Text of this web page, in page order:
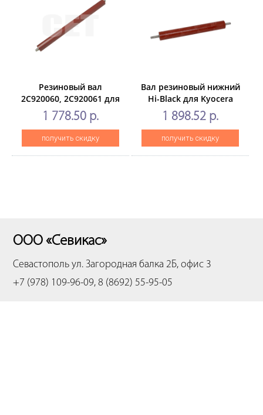
Резиновый вал
2C920060, 2C920061 для
KYOCERAKM-
1620/1650/2050/2550/1635/2035
(CET), CET3382
1 778.50 р.
получить скидку
Вал резиновый нижний
Hi-Black для Kyocera
ECOSYSP2235dn/P2040dn/
1 898.52 р.
получить скидку
ООО «Севикас»
Севастополь ул. Загородная балка 2Б, офис 3
+7 (978) 109-96-09, 8 (8692) 55-95-05